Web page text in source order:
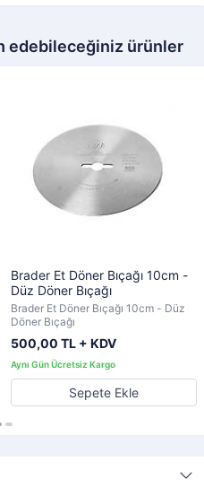
edebileceğiniz ürünler
Brader Et Döner Bıçağı 10cm -
Düz Döner Bıçağı
Brader Et Döner Bıçağı 10cm - Düz
Döner Bıçağı
500,00 TL + KDV
Sepete Ekle